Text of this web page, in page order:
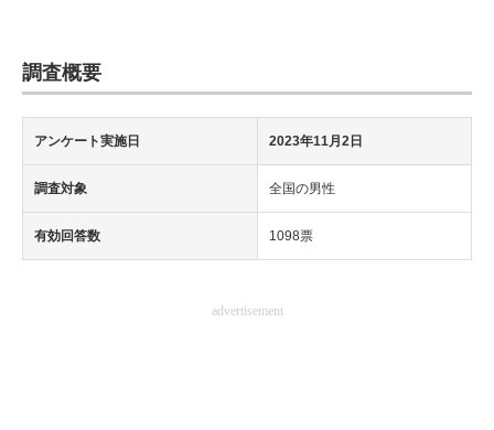
建設×テクノロジーの最前線
調査概要
アンケート実施日 2023年11月2日
調査対象 全国の男性
有効回答数 1098票
advertisement